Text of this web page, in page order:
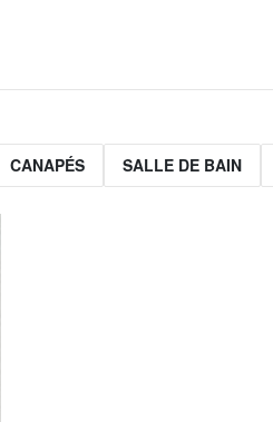
CANAPÉS SALLE DE BAIN